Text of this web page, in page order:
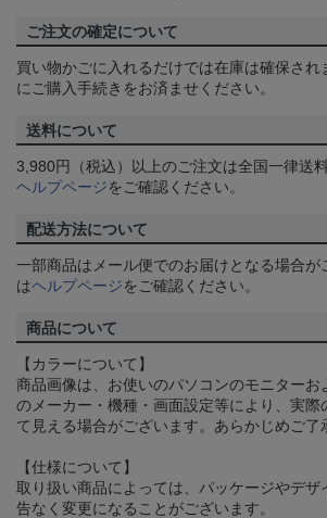
ご注文の確定について
買い物かごに入れるだけでは在庫は確保され
にご購入手続きをお済ませください。
送料について
3,980円（税込）以上のご注文は全国一律送
ヘルプページをご確認ください。
配送方法について
一部商品はメール便でのお届けとなる場合が
はヘルプページをご確認ください。
商品について
【カラーについて】
商品画像は、お使いのパソコンのモニターお
のメーカー・機種・画面設定等により、実際
て見える場合がございます。あらかじめご了
【仕様について】
取り扱い商品によっては、パッケージやデザ
告なく変更になることがございます。